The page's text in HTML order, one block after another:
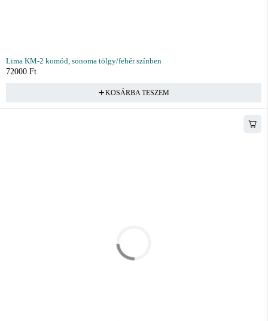
Lima KM-2 komód, sonoma tölgy/fehér színben
72000 Ft
KOSÁRBA TESZEM